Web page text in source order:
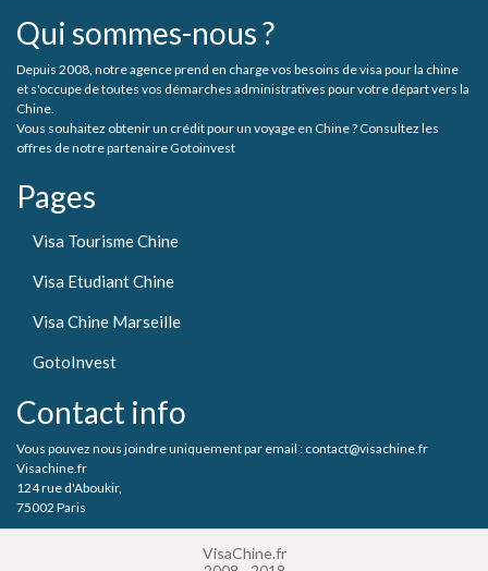
Qui sommes-nous ?
Depuis 2008, notre agence prend en charge vos besoins de visa pour la chine
et s'occupe de toutes vos démarches administratives pour votre départ vers la
Chine.
Vous souhaitez obtenir un crédit pour un voyage en Chine ? Consultez les
offres de notre partenaire Gotoinvest
Pages
Visa Tourisme Chine
Visa Etudiant Chine
Visa Chine Marseille
GotoInvest
Contact info
Vous pouvez nous joindre uniquement par email : contact@visachine.fr
Visachine.fr
124 rue d'Aboukir,
75002 Paris
VisaChine.fr